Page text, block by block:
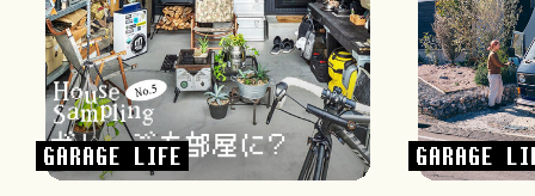
GARAGE LIFE GARAGE